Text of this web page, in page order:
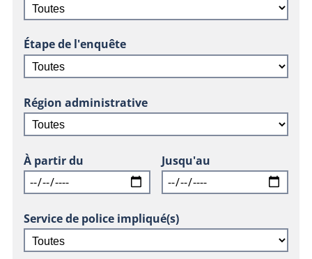
Étape de l'enquête
Région administrative
À partir du Jusqu'au
Service de police impliqué(s)